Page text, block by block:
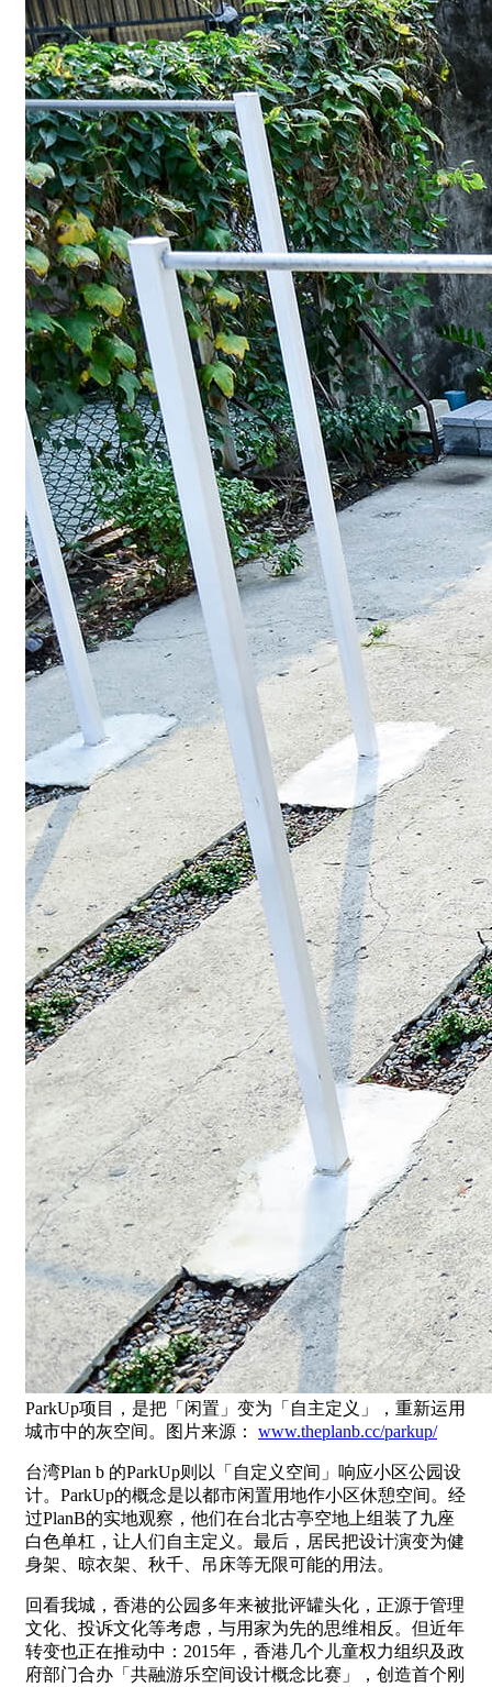
ParkUp项目，是把「闲置」变为「自主定义」，重新运用
城市中的灰空间。图片来源： www.theplanb.cc/parkup/
台湾Plan b 的ParkUp则以「自定义空间」响应小区公园设
计。ParkUp的概念是以都市闲置用地作小区休憩空间。经
过PlanB的实地观察，他们在台北古亭空地上组装了九座
白色单杠，让人们自主定义。最后，居民把设计演变为健
身架、晾衣架、秋千、吊床等无限可能的用法。
回看我城，香港的公园多年来被批评罐头化，正源于管理
文化、投诉文化等考虑，与用家为先的思维相反。但近年
转变也正在推动中：2015年，香港几个儿童权力组织及政
府部门合办「共融游乐空间设计概念比赛」，创造首个刚